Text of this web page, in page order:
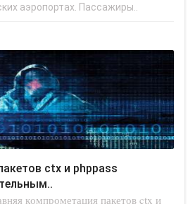
аэропортах. Пассажиры..
компрометация пакетов ctx и